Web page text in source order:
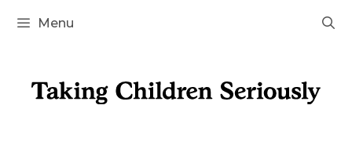
Vai
Menu